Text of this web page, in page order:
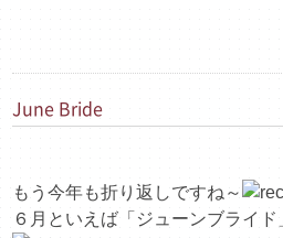
June Bride
もう今年も折り返しですね～
６月といえば「ジューンブライド